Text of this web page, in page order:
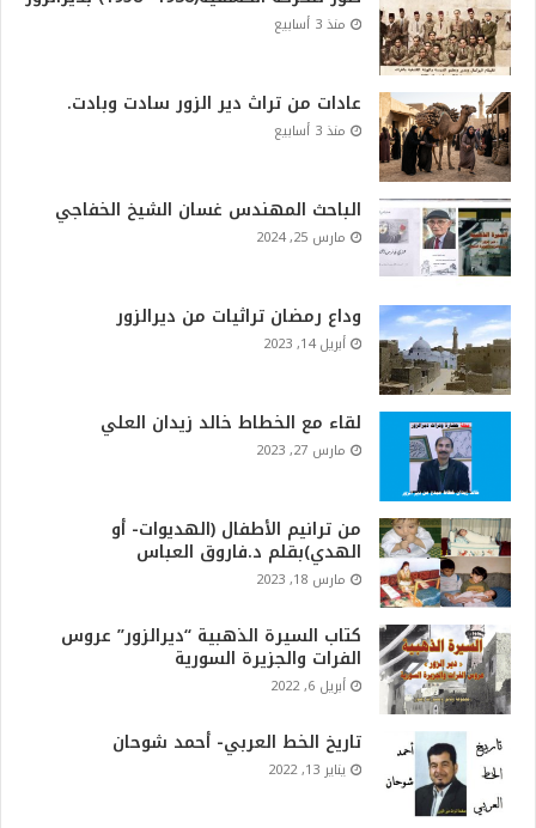
منذ 3 أسابيع
عادات من تراث دير الزور سادت وبادت.
منذ 3 أسابيع
الباحث المهندس غسان الشيخ الخفاجي
مارس 25, 2024
وداع رمضان تراثيات من ديرالزور
أبريل 14, 2023
لقاء مع الخطاط خالد زيدان العلي
مارس 27, 2023
من ترانيم الأطفال (الهديوات- أو
الهدي)بقلم د.فاروق العباس
مارس 18, 2023
كتاب السيرة الذهبية “ديرالزور” عروس
الفرات والجزيرة السورية
أبريل 6, 2022
تاريخ الخط العربي- أحمد شوحان
يناير 13, 2022